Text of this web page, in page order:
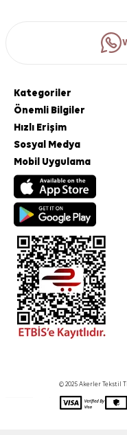
Kategoriler
Önemli Bilgiler
Hızlı Erişim
Sosyal Medya
Mobil Uygulama
© 2025 Akerler Tekstil